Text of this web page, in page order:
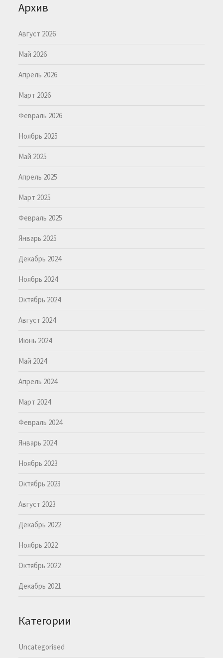
Архив
Август 2026
Май 2026
Апрель 2026
Март 2026
Февраль 2026
Ноябрь 2025
Май 2025
Апрель 2025
Март 2025
Февраль 2025
Январь 2025
Декабрь 2024
Ноябрь 2024
Октябрь 2024
Август 2024
Июнь 2024
Май 2024
Апрель 2024
Март 2024
Февраль 2024
Январь 2024
Ноябрь 2023
Октябрь 2023
Август 2023
Декабрь 2022
Ноябрь 2022
Октябрь 2022
Декабрь 2021
Категории
Uncategorised